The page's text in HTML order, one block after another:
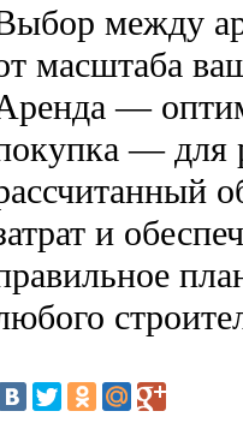
между
масштаба
—
— для
и